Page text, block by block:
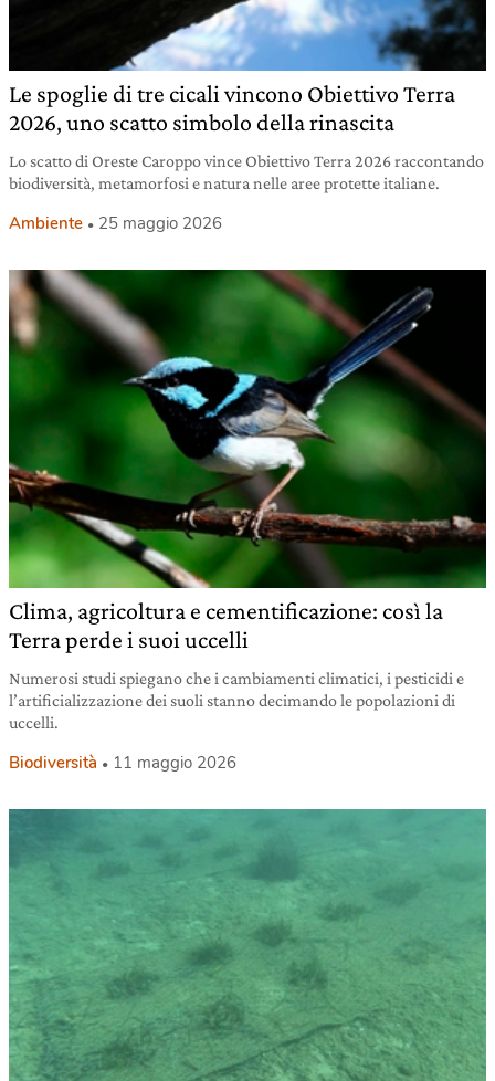
Le spoglie di tre cicali vincono Obiettivo Terra
2026, uno scatto simbolo della rinascita
Lo scatto di Oreste Caroppo vince Obiettivo Terra 2026 raccontando
biodiversità, metamorfosi e natura nelle aree protette italiane.
Ambiente 25 maggio 2026
Clima, agricoltura e cementificazione: così la
Terra perde i suoi uccelli
Numerosi studi spiegano che i cambiamenti climatici, i pesticidi e
l’artificializzazione dei suoli stanno decimando le popolazioni di
uccelli.
Biodiversità 11 maggio 2026